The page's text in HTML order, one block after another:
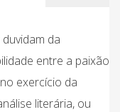
da
entre a paixão
exercício da
literária, ou